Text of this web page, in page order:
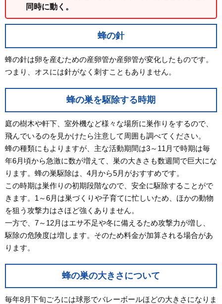
同時に動く。
蜂の針
蜂の針は卵を産むための産卵管か産卵管が変化したものです。
つまり、オスには針がなく刺すこともありません。
蜂の巣を駆除する時期
庭の樹木や軒下、室外機など様々な場所に巣作りをするので、
飛んでいるのを見かけたら注意して周囲も調べてください。
蜂の種類にもよりますが、主な活動期間は3～11月で時期は毎
年6月頃から急激に数が増えて、巣の大きさも数週間で巨大にな
ります。蜂の巣駆除は、4月から5月がおすすめです。
この時期は巣作りの初期段階なので、安全に駆除することがで
きます。1～6月は巣づくりや子育てに忙しいため、ほかの動物
を狙う攻撃力はさほど強くありません。
一方で、7～12月はエサ不足や冬に備えるため攻撃力が増し、
駆除の危険度は増します。そのため料金が加算される場合があ
ります。
蜂の巣の大きさについて
毎年8月下旬ごろには球形でバレーボールほどの大きさになりま